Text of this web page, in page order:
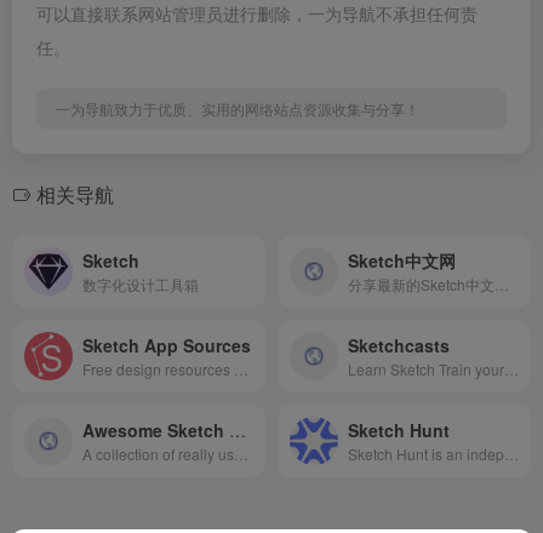
可以直接联系网站管理员进行删除，一为导航不承担任何责
任。
一为导航致力于优质、实用的网络站点资源收集与分享！
相关导航
Sketch
数字化设计工具箱
Sketch中文网
Sketch App Sources Sketchcasts
Awesome Sketch Plugins Sketch Hunt